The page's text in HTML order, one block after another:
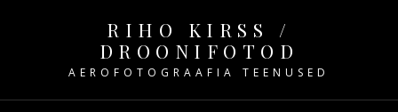
RIHO KIRSS /
DROONIFOTOD
AEROFOTOGRAAFIA TEENUSED